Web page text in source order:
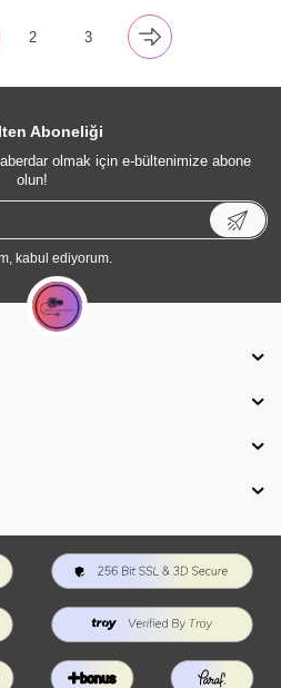
2 3
Aboneliği
olmak için e-bültenimize abone
olun!
kabul ediyorum.